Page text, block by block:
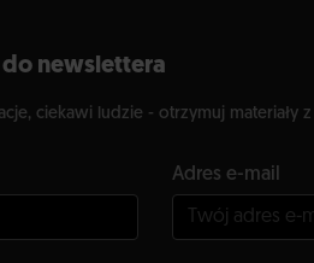
do newslettera
ciekawi ludzie - otrzymuj materiały
Adres e-mail